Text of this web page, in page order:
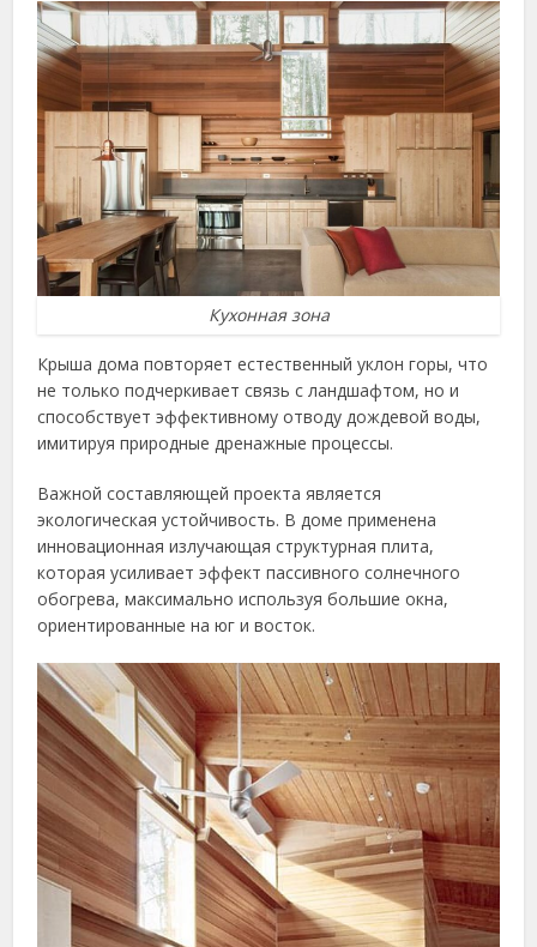
Кухонная зона
Крыша дома повторяет естественный уклон горы, что
не только подчеркивает связь с ландшафтом, но и
способствует эффективному отводу дождевой воды,
имитируя природные дренажные процессы.
Важной составляющей проекта является
экологическая устойчивость. В доме применена
инновационная излучающая структурная плита,
которая усиливает эффект пассивного солнечного
обогрева, максимально используя большие окна,
ориентированные на юг и восток.